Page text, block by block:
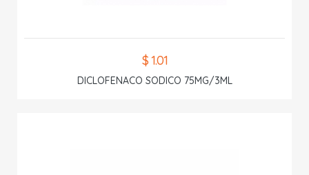
$ 1.01
DICLOFENACO SODICO 75MG/3ML